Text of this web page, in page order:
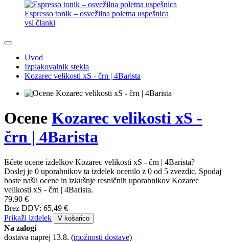
Espresso tonik – osvežilna poletna uspešnica
vsi članki
Uvod
Izplakovalnik stekla
Kozarec velikosti xS - črn | 4Barista
Ocene Kozarec velikosti xS -
črn | 4Barista
Iščete ocene izdelkov Kozarec velikosti xS - črn | 4Barista?
Doslej je 0 uporabnikov ta izdelek ocenilo z 0 od 5 zvezdic. Spodaj
boste našli ocene in izkušnje resničnih uporabnikov Kozarec
velikosti xS - črn | 4Barista.
79,90 €
Brez DDV: 65,49 €
Prikaži izdelek
V košarico
Na zalogi
dostava naprej 13.8. (možnosti dostave)